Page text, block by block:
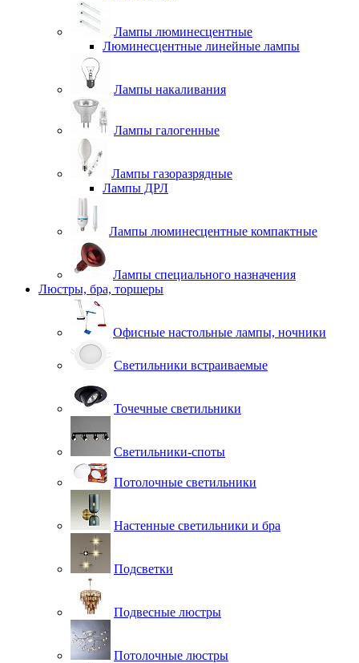
Лампы люминесцентные
Люминесцентные линейные лампы
Лампы накаливания
Лампы галогенные
Лампы газоразрядные
Лампы ДРЛ
Лампы люминесцентные компактные
Лампы специального назначения
Люстры, бра, торшеры
Офисные настольные лампы, ночники
Светильники встраиваемые
Точечные светильники
Светильники-споты
Потолочные светильники
Настенные светильники и бра
Подсветки
Подвесные люстры
Потолочные люстры